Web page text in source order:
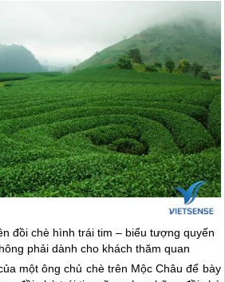
đồi chè hình trái tim – biểu tượng quyến
phải dành cho khách thăm quan
một ông chủ chè trên Mộc Châu để bày